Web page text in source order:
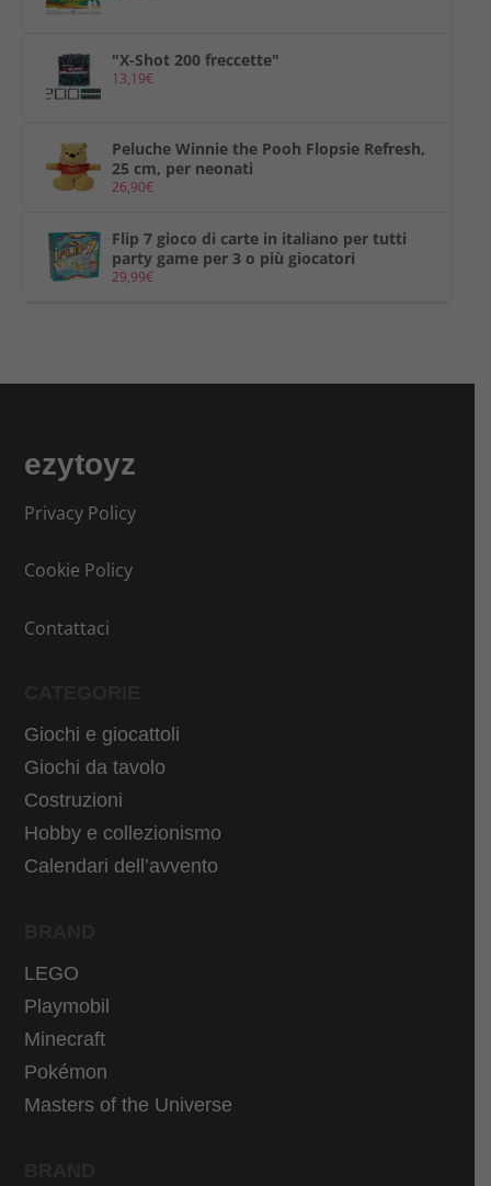
"X-Shot 200 freccette"
13,19€
Peluche Winnie the Pooh Flopsie Refresh,
25 cm, per neonati
26,90€
Flip 7 gioco di carte in italiano per tutti
party game per 3 o più giocatori
29,99€
ezytoyz
Privacy Policy
Cookie Policy
Contattaci
Giochi e giocattoli
Giochi da tavolo
Costruzioni
Hobby e collezionismo
Calendari dell’avvento
LEGO
Playmobil
Minecraft
Pokémon
Masters of the Universe